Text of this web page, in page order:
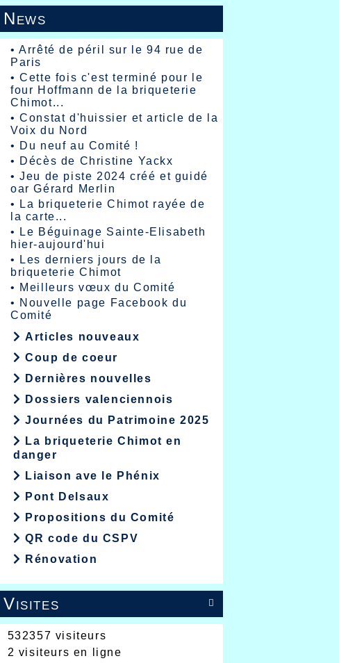
News
•Arrêté de péril sur le 94 rue de
Paris
•Cette fois c'est terminé pour le
four Hoffmann de la briqueterie
Chimot...
•Constat d'huissier et article de la
Voix du Nord
• Du neuf au Comité !
• Décès de Christine Yackx
•Jeu de piste 2024 créé et guidé
oar Gérard Merlin
•
La briqueterie Chimot rayée de
la carte...
•
Le Béguinage Sainte-Elisabeth
hier-aujourd'hui
•
Les derniers jours de la
briqueterie Chimot
• Meilleurs vœux du Comité
• Nouvelle page Facebook du
Comité
Articles nouveaux
Coup de coeur
Dernières nouvelles
Dossiers valenciennois
Journées du Patrimoine 2025
La briqueterie Chimot en
danger
Liaison ave le Phénix
Pont Delsaux
Propositions du Comité
QR code du CSPV
Rénovation

Visites
532357 visiteurs
2 visiteurs en ligne